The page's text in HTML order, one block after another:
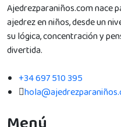
Ajedrezparaniños.com nace
ajedrez en niños, desde un
su lógica, concentración y
divertida.
+34 697 510 395